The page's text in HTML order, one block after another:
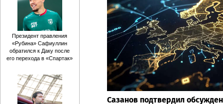
Сазанов подтвердил
Президент правления
«Рубина» Сафиуллин
обратился к Даку после
его перехода в «Спартак»